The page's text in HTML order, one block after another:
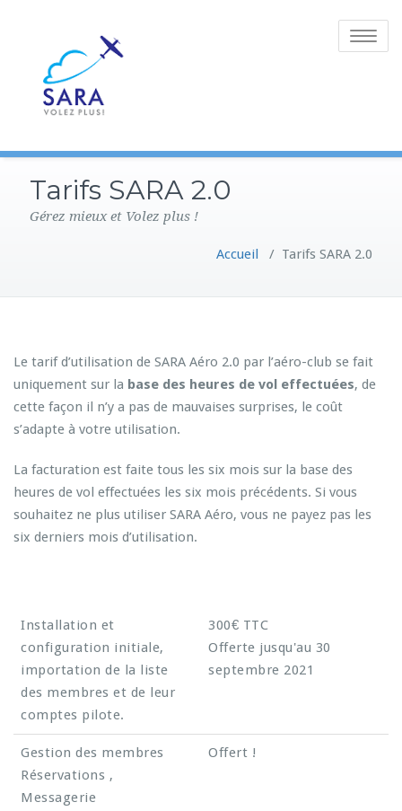
Toggle
Tarifs SARA 2.0
Gérez mieux et Volez plus !
Accueil / Tarifs SARA 2.0
Le tarif d’utilisation de SARA Aéro 2.0 par l’aéro-club se fait
uniquement sur la base des heures de vol effectuées, de
cette façon il n’y a pas de mauvaises surprises, le coût
s’adapte à votre utilisation.
La facturation est faite tous les six mois sur la base des
heures de vol effectuées les six mois précédents. Si vous
souhaitez ne plus utiliser SARA Aéro, vous ne payez pas les
six derniers mois d’utilisation.
Installation et
configuration initiale,
importation de la liste
des membres et de leur
comptes pilote.
300€ TTC
Offerte jusqu'au 30
septembre 2021
Gestion des membres
Réservations ,
Messagerie
Offert !